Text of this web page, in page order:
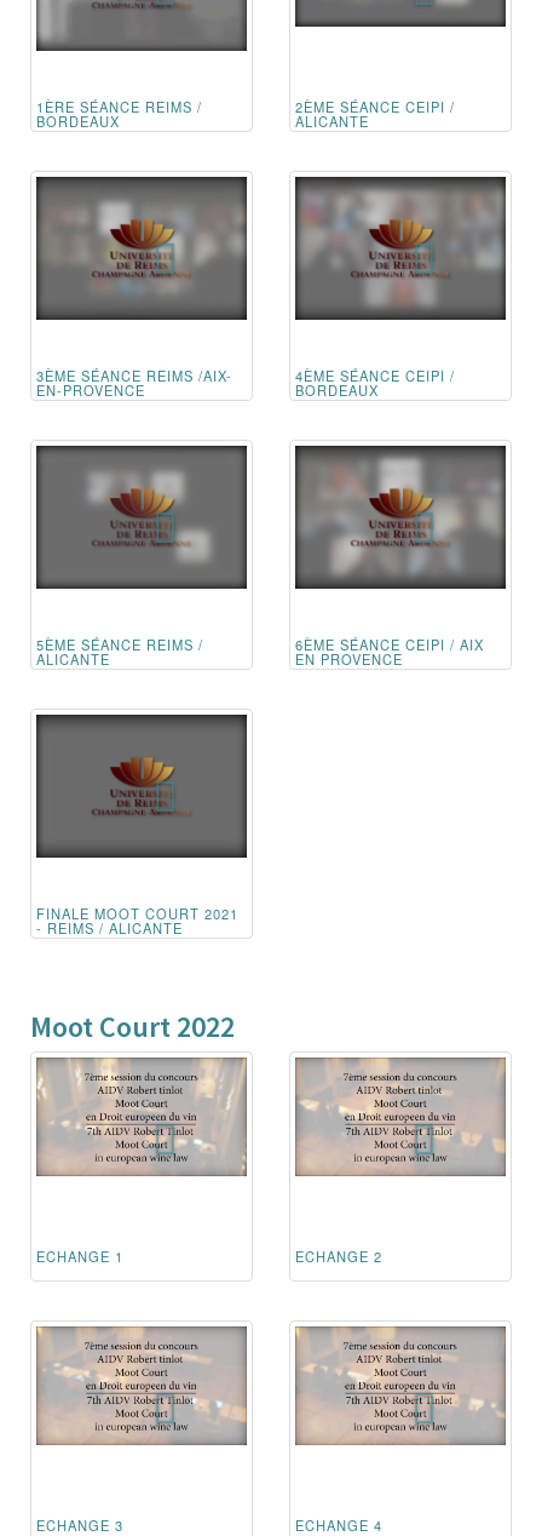
1ÈRE SÉANCE REIMS /
BORDEAUX
2ÈME SÉANCE CEIPI /
ALICANTE
3ÈME SÉANCE REIMS /AIX-
EN-PROVENCE
4ÈME SÉANCE CEIPI /
BORDEAUX
5ÈME SÉANCE REIMS /
ALICANTE
6ÈME SÉANCE CEIPI / AIX
EN PROVENCE
FINALE MOOT COURT 2021
- REIMS / ALICANTE
Moot Court 2022
ECHANGE 1 ECHANGE 2
ECHANGE 3 ECHANGE 4